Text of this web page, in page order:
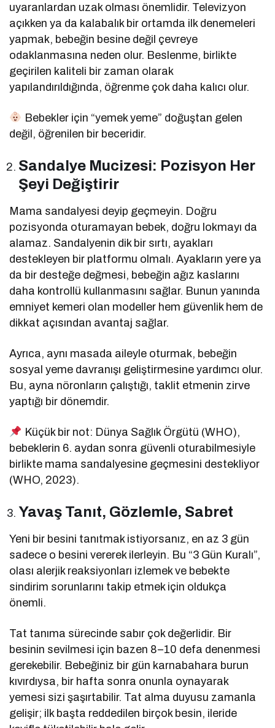
uyaranlardan uzak olması önemlidir. Televizyon
açıkken ya da kalabalık bir ortamda ilk denemeleri
yapmak, bebeğin besine değil çevreye
odaklanmasına neden olur. Beslenme, birlikte
geçirilen kaliteli bir zaman olarak
yapılandırıldığında, öğrenme çok daha kalıcı olur.
Bebekler için “yemek yeme” doğuştan gelen
değil, öğrenilen bir beceridir.
Sandalye Mucizesi: Pozisyon Her
Şeyi Değiştirir
Mama sandalyesi deyip geçmeyin. Doğru
pozisyonda oturamayan bebek, doğru lokmayı da
alamaz. Sandalyenin dik bir sırtı, ayakları
destekleyen bir platformu olmalı. Ayakların yere ya
da bir desteğe değmesi, bebeğin ağız kaslarını
daha kontrollü kullanmasını sağlar. Bunun yanında
emniyet kemeri olan modeller hem güvenlik hem de
dikkat açısından avantaj sağlar.
Ayrıca, aynı masada aileyle oturmak, bebeğin
sosyal yeme davranışı geliştirmesine yardımcı olur.
Bu, ayna nöronların çalıştığı, taklit etmenin zirve
yaptığı bir dönemdir.
Küçük bir not: Dünya Sağlık Örgütü (WHO),
bebeklerin 6. aydan sonra güvenli oturabilmesiyle
birlikte mama sandalyesine geçmesini destekliyor
(WHO, 2023).
Yavaş Tanıt, Gözlemle, Sabret
Yeni bir besini tanıtmak istiyorsanız, en az 3 gün
sadece o besini vererek ilerleyin. Bu “3 Gün Kuralı”,
olası alerjik reaksiyonları izlemek ve bebekte
sindirim sorunlarını takip etmek için oldukça
önemli.
Tat tanıma sürecinde sabır çok değerlidir. Bir
besinin sevilmesi için bazen 8–10 defa denenmesi
gerekebilir. Bebeğiniz bir gün karnabahara burun
kıvırdıysa, bir hafta sonra onunla oynayarak
yemesi sizi şaşırtabilir. Tat alma duyusu zamanla
gelişir; ilk başta reddedilen birçok besin, ileride